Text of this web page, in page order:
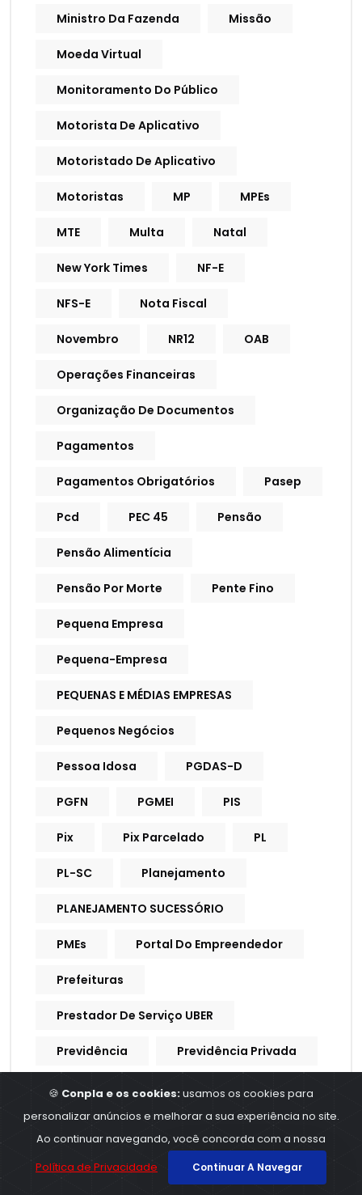
Ministro Da Fazenda Missão
Moeda Virtual
Monitoramento Do Público
Motorista De Aplicativo
Motoristado De Aplicativo
Motoristas MP MPEs
MTE Multa Natal
New York Times NF-E
NFS-E Nota Fiscal
Novembro NR12 OAB
Operações Financeiras
Organização De Documentos
Pagamentos
Pagamentos Obrigatórios Pasep
Pcd PEC 45 Pensão
Pensão Alimentícia
Pensão Por Morte Pente Fino
Pequena Empresa
Pequena-Empresa
PEQUENAS E MÉDIAS EMPRESAS
Pequenos Negócios
Pessoa Idosa PGDAS-D
PGFN PGMEI PIS
Pix Pix Parcelado PL
PL-SC Planejamento
PLANEJAMENTO SUCESSÓRIO
PMEs Portal Do Empreendedor
Prefeituras
Prestador De Serviço UBER
Previdência Previdência Privada
Previdência Social Previdencia
Previdencia Social
Processo Trabalhista
🍪 Conpla e os cookies:usamos os cookies para
personalizar anúncios e melhorar a sua experiência no site.
Ao continuar navegando, você concorda com a nossa
Política de Privacidade
Continuar A Navegar